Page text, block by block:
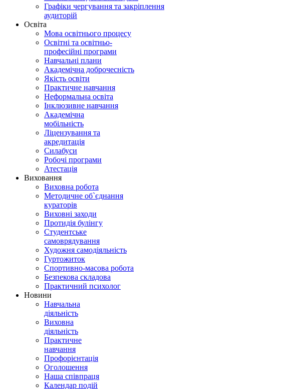
Графіки чергування та закріплення
аудиторій
Освіта
Мова освітнього процесу
Освітні та освітньо-
професійні програми
Навчальні плани
Академічна доброчесність
Якість освіти
Практичне навчання
Неформальна освіта
Інклюзивне навчання
Академічна
мобільність
Ліцензування та
акредитація
Силабуси
Робочі програми
Атестація
Виховання
Виховна робота
Методичне об`єднання
кураторів
Виховні заходи
Протидія булінгу
Студентське
самоврядування
Художня самодіяльність
Гуртожиток
Спортивно-масова робота
Безпекова складова
Практичний психолог
Новини
Навчальна
діяльність
Виховна
діяльність
Практичне
навчання
Профорієнтація
Оголошення
Наша співпраця
Календар подій